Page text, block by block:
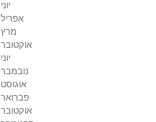
יוני 2021
אפריל 2021
מרץ 2021
אוקטובר 2020
יוני 2020
נובמבר 2019
אוגוסט 2019
פברואר 2019
אוקטובר 2018